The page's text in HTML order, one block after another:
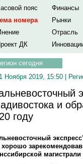
пояс
Финансы
номера
Рынки
Отрасль
ДК
сегодня
Ноября 2019, 15:50 |
и
году
хорошо
магистрали